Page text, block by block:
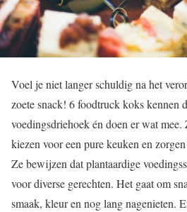
Voel je niet langer schuldig na het
zoete snack! 6 foodtruck koks kennen
voedingsdriehoek én doen er wat mee.
kiezen voor een pure keuken en
Ze bewijzen dat plantaardige
voor diverse gerechten. Het gaat om
smaak, kleur en nog lang nagenieten.